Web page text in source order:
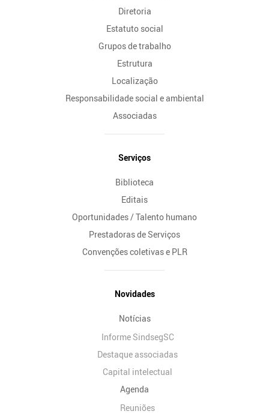
Diretoria
Estatuto social
Grupos de trabalho
Estrutura
Localização
Responsabilidade social e ambiental
Associadas
Serviços
Biblioteca
Editais
Oportunidades / Talento humano
Prestadoras de Serviços
Convenções coletivas e PLR
Novidades
Notícias
Informe SindsegSC
Destaque associadas
Capital intelectual
Agenda
Reuniões